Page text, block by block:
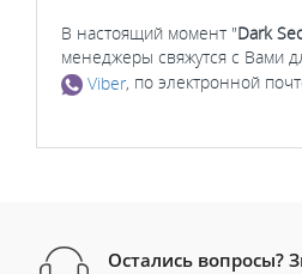
В настоящий момент "Dark
менеджеры свяжутся с Вами
Viber, по электронной
Остались вопросы?